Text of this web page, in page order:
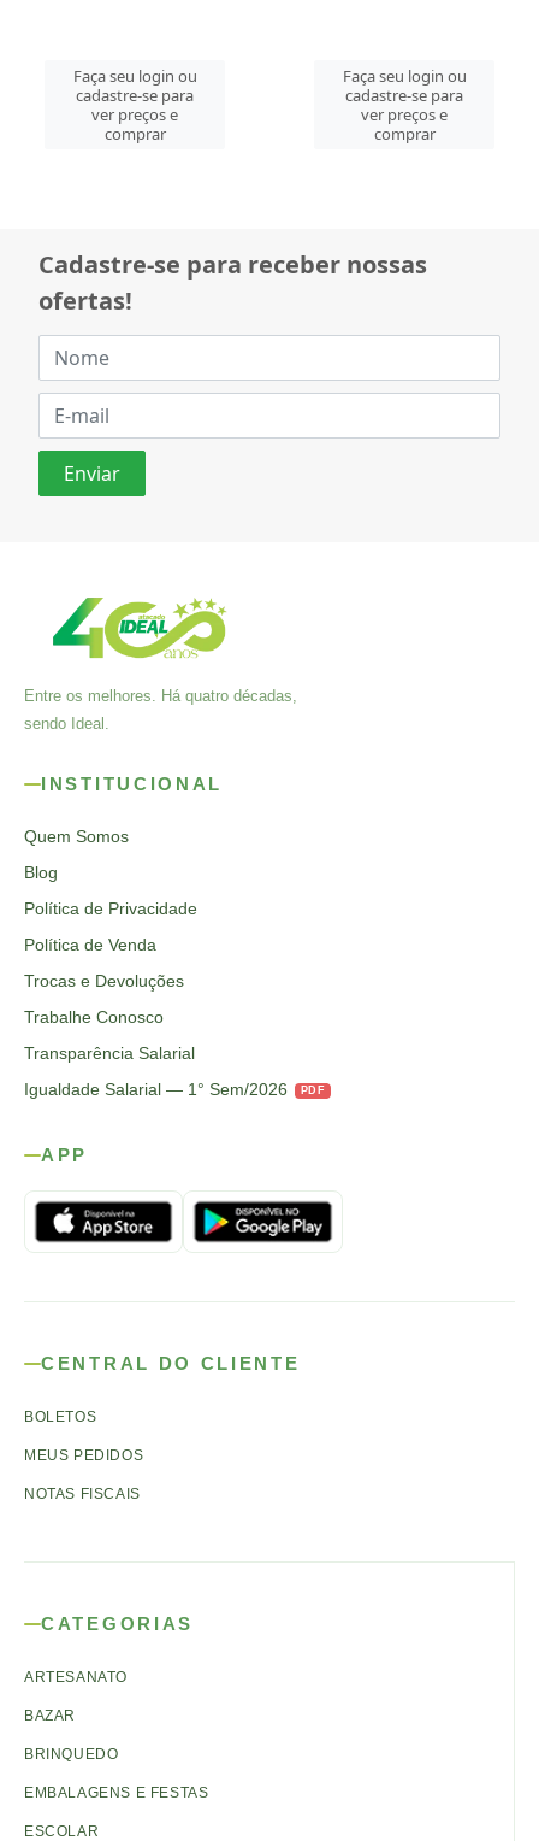
Faça seu login ou
cadastre-se para
ver preços e
comprar
Faça seu login ou
cadastre-se para
ver preços e
comprar
Cadastre-se para receber nossas
ofertas!
Entre os melhores. Há quatro décadas,
sendo Ideal.
INSTITUCIONAL
Quem Somos
Blog
Política de Privacidade
Política de Venda
Trocas e Devoluções
Trabalhe Conosco
Transparência Salarial
Igualdade Salarial — 1° Sem/2026
PDF
APP
CENTRAL DO CLIENTE
BOLETOS
MEUS PEDIDOS
NOTAS FISCAIS
CATEGORIAS
ARTESANATO
BAZAR
BRINQUEDO
EMBALAGENS E FESTAS
ESCOLAR